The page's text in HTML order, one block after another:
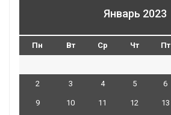
Январь 2023
Пн Вт Ср Чт Пт
2 3 4 5 6
9 10 11 12 13